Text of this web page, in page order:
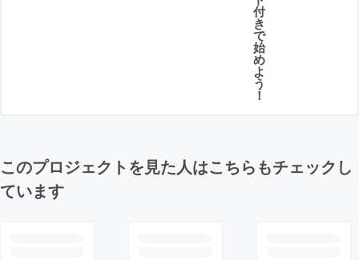
付
き
で
始
め
よ
う
！
このプロジェクトを見た人はこちらもチェックし
ています